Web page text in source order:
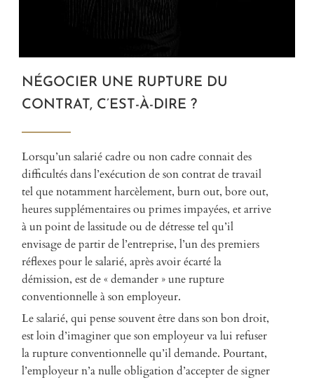
NÉGOCIER UNE RUPTURE DU
CONTRAT, C’EST-À-DIRE ?
Lorsqu’un salarié cadre ou non cadre connait des
difficultés dans l’exécution de son contrat de travail
tel que notamment harcèlement, burn out, bore out,
heures supplémentaires ou primes impayées, et arrive
à un point de lassitude ou de détresse tel qu’il
envisage de partir de l’entreprise, l’un des premiers
réflexes pour le salarié, après avoir écarté la
démission, est de « demander » une rupture
conventionnelle à son employeur.
Le salarié, qui pense souvent être dans son bon droit,
est loin d’imaginer que son employeur va lui refuser
la rupture conventionnelle qu’il demande. Pourtant,
l’employeur n’a nulle obligation d’accepter de signer